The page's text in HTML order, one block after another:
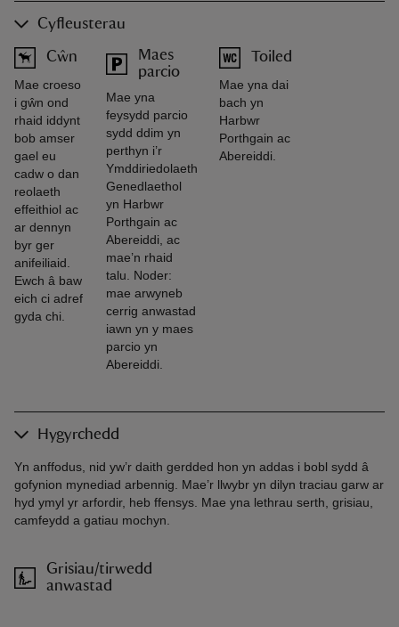
Cyfleusterau
Cŵn
Mae croeso
i gŵn ond
rhaid iddynt
bob amser
gael eu
cadw o dan
reolaeth
effeithiol ac
ar dennyn
byr ger
anifeiliaid.
Ewch â baw
eich ci adref
gyda chi.
Maes
parcio
Mae yna
feysydd parcio
sydd ddim yn
perthyn i’r
Ymddiriedolaeth
Genedlaethol
yn Harbwr
Porthgain ac
Abereiddi, ac
mae’n rhaid
talu. Noder:
mae arwyneb
cerrig anwastad
iawn yn y maes
parcio yn
Abereiddi.
Toiled
Mae yna dai
bach yn
Harbwr
Porthgain ac
Abereiddi.
Hygyrchedd
Yn anffodus, nid yw’r daith gerdded hon yn addas i bobl sydd â
gofynion mynediad arbennig. Mae’r llwybr yn dilyn traciau garw ar
hyd ymyl yr arfordir, heb ffensys. Mae yna lethrau serth, grisiau,
camfeydd a gatiau mochyn.
Grisiau/tirwedd
anwastad